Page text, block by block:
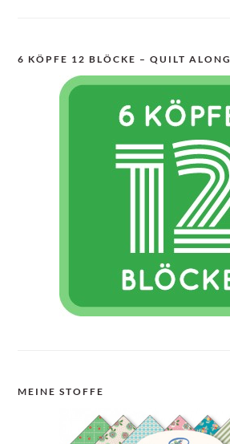
6 KÖPFE 12 BLÖCKE – QUILT ALONG
MEINE STOFFE